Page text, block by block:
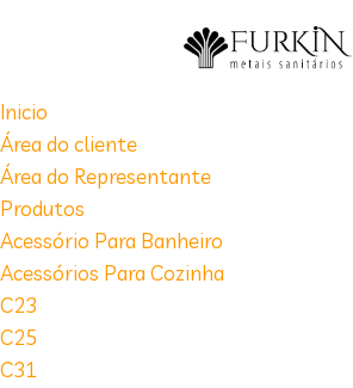
Inicio
Área do cliente
Área do Representante
Produtos
Acessório Para Banheiro
Acessórios Para Cozinha
C23
C25
C31